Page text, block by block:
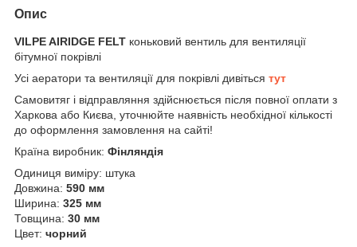
Опис
VILPE AIRIDGE FELT коньковий вентиль для вентиляції
бітумної покрівлі
Усі аератори та вентиляції для покрівлі дивіться тут
Самовитяг і відправляння здійснюється після повної оплати з
Харкова або Києва, уточнюйте наявність необхідної кількості
до оформлення замовлення на сайті!
Країна виробник: Фінляндія
Одиниця виміру: штука
Довжина: 590 мм
Ширина: 325 мм
Товщина: 30 мм
Цвет: чорний